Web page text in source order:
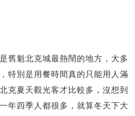
舊魁北克城最熱鬧的地方，大多
特別是用餐時間真的只能用人滿
克夏天觀光客才比較多，沒想到
年四季人都很多，就算冬天下大